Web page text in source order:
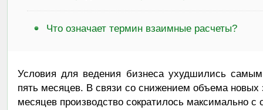
Что означает термин взаимные расчеты?
Условия для ведения бизнеса ухудшились
пять месяцев. В связи со снижением объема новых
месяцев производство сократилось максимально с